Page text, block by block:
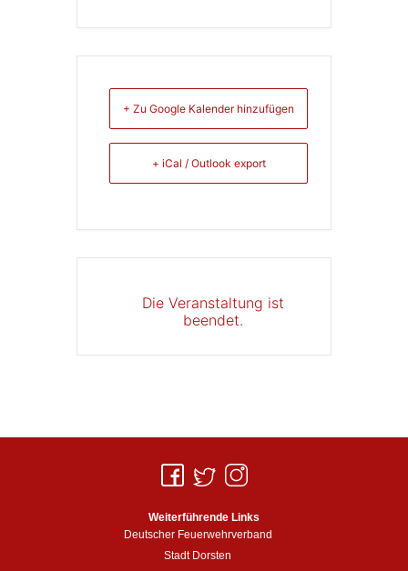
+ Zu Google Kalender hinzufügen
+ iCal / Outlook export
Die Veranstaltung ist
beendet.
Weiterführende Links
Deutscher Feuerwehrverband
Stadt Dorsten